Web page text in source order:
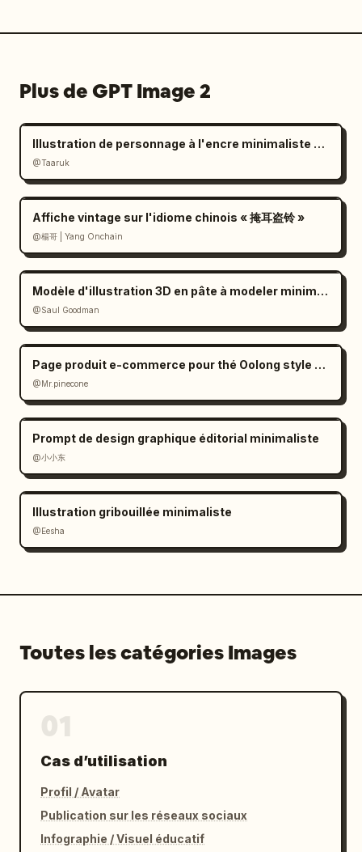
Plus de GPT Image 2
Illustration de personnage à l'encre minimaliste en noir et blanc
@Taaruk
Affiche vintage sur l'idiome chinois « 掩耳盗铃 »
@楊哥 | Yang Onchain
Modèle d'illustration 3D en pâte à modeler minimaliste
@Saul Goodman
Page produit e-commerce pour thé Oolong style Zen
@Mr.pinecone
Prompt de design graphique éditorial minimaliste
@小小东
Illustration gribouillée minimaliste
@Eesha
Toutes les catégories Images
Cas d’utilisation
Profil / Avatar
Publication sur les réseaux sociaux
Infographie / Visuel éducatif